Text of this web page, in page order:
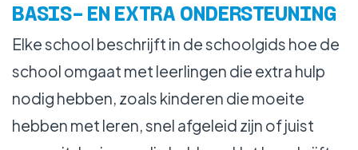
BASIS- EN EXTRA ONDERSTEUNING
Elke school beschrijft in de schoolgids hoe de
school omgaat met leerlingen die extra hulp
nodig hebben, zoals kinderen die moeite
hebben met leren, snel afgeleid zijn of juist